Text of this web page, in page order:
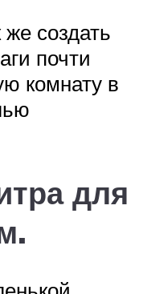
создать
почти
комнату в
для